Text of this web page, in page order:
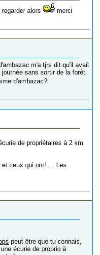
alors merci
m'a tjrs dit qu'il avait
sans sortir de la forêt
d'ambazac?
de propriétaires à 2 km
et ceux qui ont!.... Les
peut être que tu connais,
écurie de proprio à